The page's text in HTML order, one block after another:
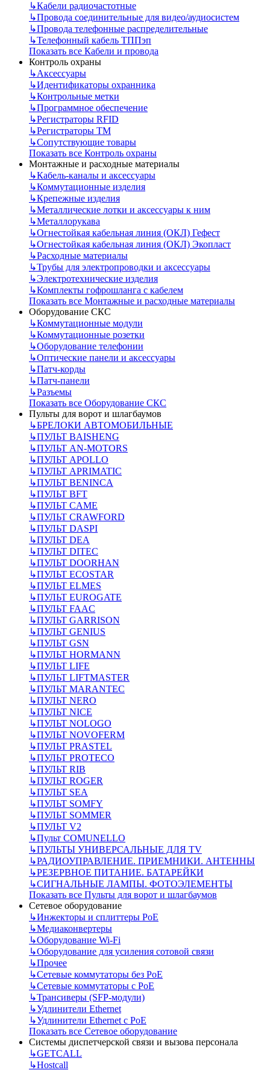
↳Кабели радиочастотные
↳Провода соединительные для видео/аудиосистем
↳Провода телефонные распределительные
↳Телефонный кабель ТППэп
Показать все Кабели и провода
Контроль охраны
↳Аксессуары
↳Идентификаторы охранника
↳Контрольные метки
↳Программное обеспечение
↳Регистраторы RFID
↳Регистраторы ТМ
↳Сопутствующие товары
Показать все Контроль охраны
Монтажные и расходные материалы
↳Кабель-каналы и аксессуары
↳Коммутационные изделия
↳Крепежные изделия
↳Металлические лотки и аксессуары к ним
↳Металлорукава
↳Огнестойкая кабельная линия (ОКЛ) Гефест
↳Огнестойкая кабельная линия (ОКЛ) Экопласт
↳Расходные материалы
↳Трубы для электропроводки и аксессуары
↳Электротехнические изделия
↳Комплекты гофрошланга с кабелем
Показать все Монтажные и расходные материалы
Оборудование СКС
↳Коммутационные модули
↳Коммутационные розетки
↳Оборудование телефонии
↳Оптические панели и аксессуары
↳Патч-корды
↳Патч-панели
↳Разъемы
Показать все Оборудование СКС
Пульты для ворот и шлагбаумов
↳БРЕЛОКИ АВТОМОБИЛЬНЫЕ
↳ПУЛЬТ BAISHENG
↳ПУЛЬТ AN-MOTORS
↳ПУЛЬТ APOLLO
↳ПУЛЬТ APRIMATIC
↳ПУЛЬТ BENINCA
↳ПУЛЬТ BFT
↳ПУЛЬТ CAME
↳ПУЛЬТ CRAWFORD
↳ПУЛЬТ DASPI
↳ПУЛЬТ DEA
↳ПУЛЬТ DITEC
↳ПУЛЬТ DOORHAN
↳ПУЛЬТ ECOSTAR
↳ПУЛЬТ ELMES
↳ПУЛЬТ EUROGATE
↳ПУЛЬТ FAAC
↳ПУЛЬТ GARRISON
↳ПУЛЬТ GENIUS
↳ПУЛЬТ GSN
↳ПУЛЬТ HORMANN
↳ПУЛЬТ LIFE
↳ПУЛЬТ LIFTMASTER
↳ПУЛЬТ MARANTEC
↳ПУЛЬТ NERO
↳ПУЛЬТ NICE
↳ПУЛЬТ NOLOGO
↳ПУЛЬТ NOVOFERM
↳ПУЛЬТ PRASTEL
↳ПУЛЬТ PROTECO
↳ПУЛЬТ RIB
↳ПУЛЬТ ROGER
↳ПУЛЬТ SEA
↳ПУЛЬТ SOMFY
↳ПУЛЬТ SOMMER
↳ПУЛЬТ V2
↳Пульт СOMUNELLO
↳ПУЛЬТЫ УНИВЕРСАЛЬНЫЕ ДЛЯ TV
↳РАДИОУПРАВЛЕНИЕ. ПРИЕМНИКИ. АНТЕННЫ
↳РЕЗЕРВНОЕ ПИТАНИЕ. БАТАРЕЙКИ
↳СИГНАЛЬНЫЕ ЛАМПЫ. ФОТОЭЛЕМЕНТЫ
Показать все Пульты для ворот и шлагбаумов
Сетевое оборудование
↳Инжекторы и сплиттеры РоЕ
↳Медиаконвертеры
↳Оборудование Wi-Fi
↳Оборудование для усиления сотовой связи
↳Прочее
↳Сетевые коммутаторы без РоЕ
↳Сетевые коммутаторы с РоЕ
↳Трансиверы (SFP-модули)
↳Удлинители Ethernet
↳Удлинители Ethernet с PoE
Показать все Сетевое оборудование
Системы диспетчерской связи и вызова персонала
↳GETCALL
↳Hostcall